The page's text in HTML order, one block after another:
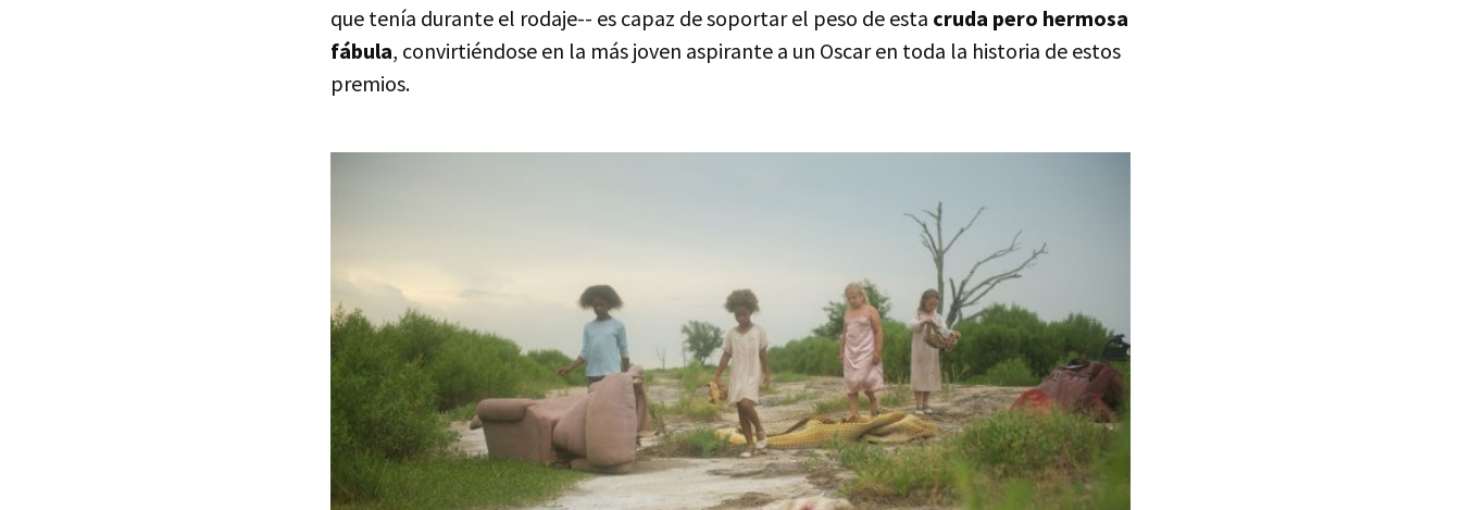
que tenía durante el rodaje-- es capaz de soportar el peso de esta cruda pero hermosa
fábula, convirtiéndose en la más joven aspirante a un Oscar en toda la historia de estos
premios.